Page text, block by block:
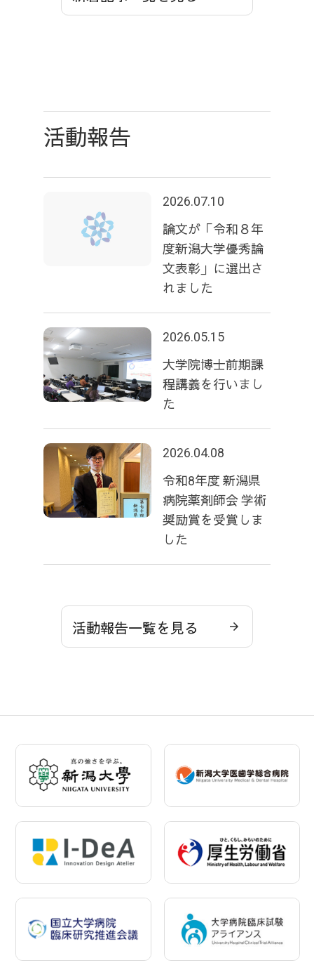
活動報告
2026.07.10
論文が「令和８年
度新潟大学優秀論
文表彰」に選出さ
れました
2026.05.15
大学院博士前期課
程講義を行いまし
た
2026.04.08
令和8年度 新潟県
病院薬剤師会 学術
奨励賞を受賞しま
した
活動報告一覧を見る